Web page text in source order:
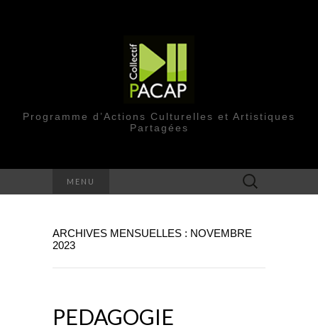
Programme d’Actions Culturelles et Artistiques
Partagées
MENU Rechercher :
ARCHIVES MENSUELLES : NOVEMBRE
2023
PEDAGOGIE